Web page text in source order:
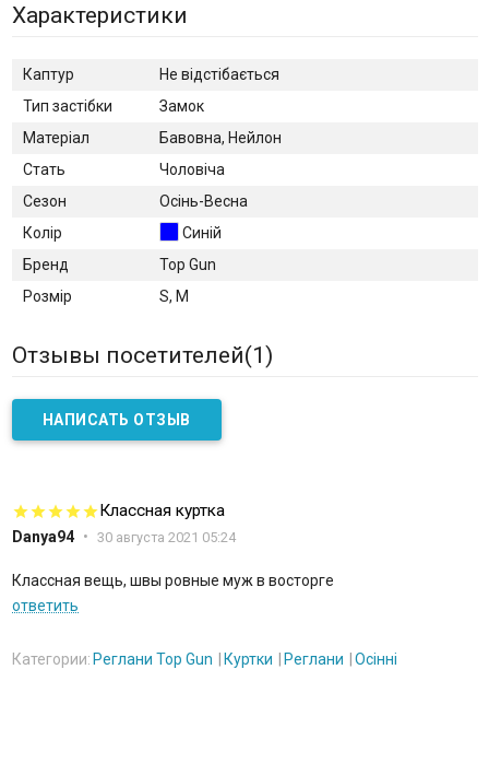
Характеристики
Каптур
Не відстібається
Тип застібки
Замок
Матеріал
Бавовна, Нейлон
Стать
Чоловіча
Сезон
Осінь-Весна
Колір
Синій
Бренд
Top Gun
Розмір
S, M
Отзывы посетителей(1)
НАПИСАТЬ ОТЗЫВ
Классная куртка
Danya94 • 30 августа 2021 05:24
Классная вещь, швы ровные муж в восторге
ответить
Категории: Реглани Top Gun Куртки Реглани Осінні